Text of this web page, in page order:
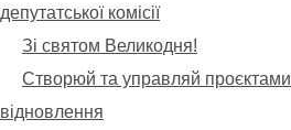
депутатської комісії
Зі святом Великодня!
Створюй та управляй проєктами
відновлення